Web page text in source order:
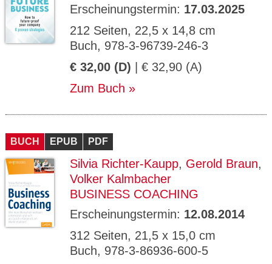
Erscheinungstermin: 17.03.2025
212 Seiten, 22,5 x 14,8 cm
Buch, 978-3-96739-246-3
€ 32,00 (D) | € 32,90 (A)
Zum Buch
BUCH EPUB PDF
Silvia Richter-Kaupp, Gerold Braun,
Volker Kalmbacher
BUSINESS COACHING
Erscheinungstermin: 12.08.2014
312 Seiten, 21,5 x 15,0 cm
Buch, 978-3-86936-600-5